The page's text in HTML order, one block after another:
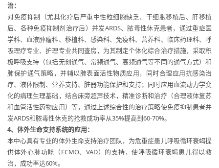
治：
对免疫抑制（尤其化疗后严重中性粒细胞缺乏、干细胞移植后、肝移植
后、各种免疫抑制剂治疗后）并发ARDS、脓毒性休克患者，通过重症医
学科、血液肿瘤科、移植科、感染科、免疫科、营养科、临床药理科、呼
吸理疗专业、护理专业共同查房，为其制定个体化综合治疗措施，采取积
极呼吸支持（包括无创通气、常频通气、高频通气等不同的通气方式）和
肺保护通气策略，并辅以肺表面活性物质应用，同时合理应用抗感染治
疗、液体限制、营养支持、脏器功能保护和支持；同时应用血流动力学变
化的病理生理基础，结合床旁超声技术，精准诊断和治疗（合理液体复苏
和血管活性药物应用）等，通过上述综合性的治疗策略使免疫抑制患者并
发ARDS和脓毒性休克的抢救成功率从35%提高到60-70%。
4、体外生命支持系统的应用：
本中心具有专业的体外生命支持治疗团队，为危重症患儿呼吸循环衰竭提
供体外心肺功能（ECMO、VAD）的支持，使呼吸循环衰竭患儿得以救
治，成功率达60%。